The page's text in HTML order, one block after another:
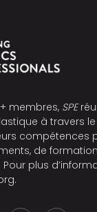
membres, SPE
à travers
compétences
de
plus
.